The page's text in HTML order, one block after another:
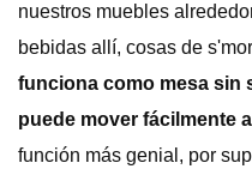
nuestros muebles
bebidas allí, cosas de
funciona como mesa sin
puede mover fácilmente
función más genial, por